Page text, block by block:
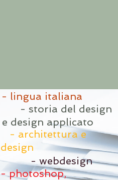
- architettura e
design
- photoshop,
- storia del design
e design applicato
- lingua italiana
- webdesign